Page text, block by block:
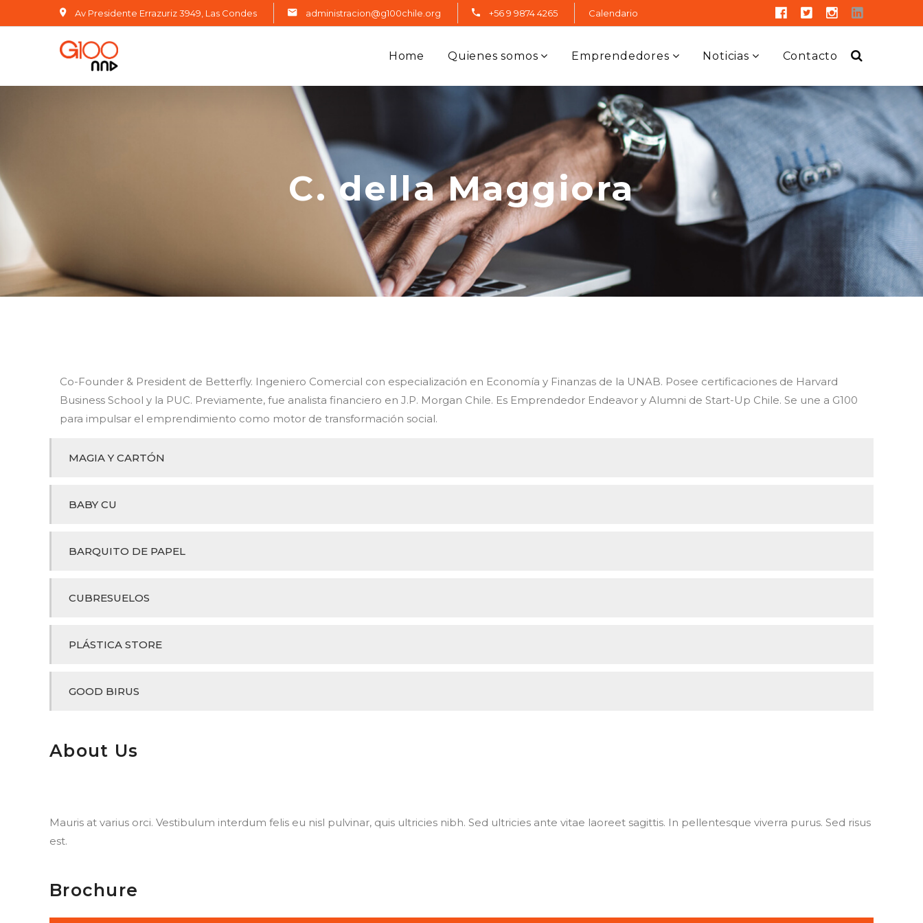
Av Presidente Errazuriz 3949, Las Condes administracion@g100chile.org +56 9 9874 4265 Calendario
Home Quienes somos Emprendedores Noticias Contacto
C. della Maggiora
Co-Founder & President de Betterfly. Ingeniero Comercial con especialización en Economía y Finanzas de la UNAB. Posee certificaciones de Harvard
Business School y la PUC. Previamente, fue analista financiero en J.P. Morgan Chile. Es Emprendedor Endeavor y Alumni de Start-Up Chile. Se une a G100
para impulsar el emprendimiento como motor de transformación social.
MAGIA Y CARTÓN
BABY CU
BARQUITO DE PAPEL
CUBRESUELOS
PLÁSTICA STORE
GOOD BIRUS
About Us
Mauris at varius orci. Vestibulum interdum felis eu nisl pulvinar, quis ultricies nibh. Sed ultricies ante vitae laoreet sagittis. In pellentesque viverra purus. Sed risus
est.
Brochure